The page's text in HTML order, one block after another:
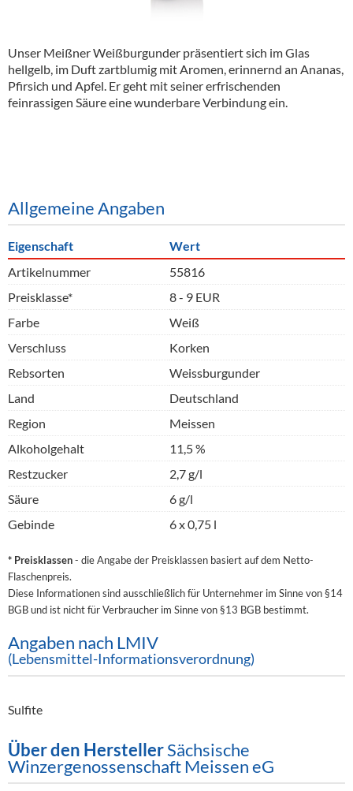
Hygieneartikel & Desinfektion
Unser Meißner Weißburgunder präsentiert sich im Glas
hellgelb, im Duft zartblumig mit Aromen, erinnernd an Ananas,
Pfirsich und Apfel. Er geht mit seiner erfrischenden
feinrassigen Säure eine wunderbare Verbindung ein.
Allgemeine Angaben
Eigenschaft
Wert
Artikelnummer
55816
Preisklasse*
8 - 9 EUR
Farbe
Weiß
Verschluss
Korken
Rebsorten
Weissburgunder
Land
Deutschland
Region
Meissen
Alkoholgehalt
11,5 %
Restzucker
2,7 g/l
Säure
6 g/l
Gebinde
6 x 0,75 l
* Preisklassen- die Angabe der Preisklassen basiert auf dem Netto-
Flaschenpreis.
Diese Informationen sind ausschließlich für Unternehmer im Sinne von §14
BGB und ist nicht für Verbraucher im Sinne von §13 BGB bestimmt.
Angaben nach LMIV
(Lebensmittel-Informationsverordnung)
Sulfite
Über den HerstellerSächsische
Winzergenossenschaft Meissen eG